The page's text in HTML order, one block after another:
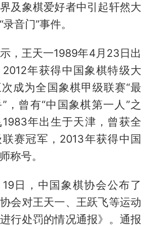
及象棋爱好者中引起轩然大
音门”事件。
，王天一1989年4月23日出
年获得中国象棋特级大
成为全国象棋甲级联赛“最
，曾有“中国象棋第一人”之
年出生于天津，曾获全
赛冠军，2013年获得中国
称号。
日，中国象棋协会公布了
协会对王天一、王跃飞等运动
行处罚的情况通报》。通报